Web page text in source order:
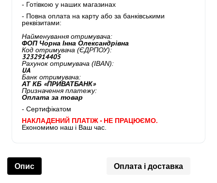
- Готівкою у наших магазинах
- Повна оплата на карту або за банківськими
реквізитами:
Найменування отримувача:
ФОП Чорна Інна Олександрівна
Код отримувача (ЄДРПОУ):
3232914405
Рахунок отримувача (IBAN):
UA
Банк отримувача:
АТ КБ «ПРИВАТБАНК»
Призначення платежу:
Оплата за товар
- Сертифікатом
НАКЛАДЕНИЙ ПЛАТІЖ - НЕ ПРАЦЮЄМО.
Економимо наш і Ваш час.
Опис Оплата і доставка